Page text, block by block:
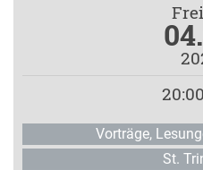
Vorträge,
St.